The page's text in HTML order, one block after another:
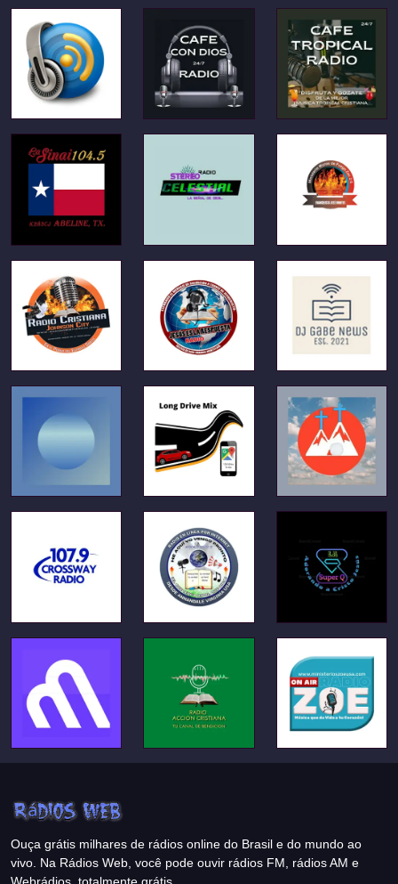
Ouça grátis milhares de rádios online do Brasil e do mundo ao
vivo. Na Rádios Web, você pode ouvir rádios FM, rádios AM e